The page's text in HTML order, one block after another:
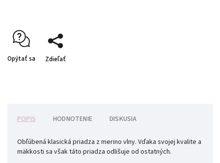
Opýtať sa Zdieľať
POPIS HODNOTENIE DISKUSIA
Obľúbená klasická priadza z merino vlny. Vďaka svojej kvalite a
mäkkosti sa však táto priadza odlišuje od ostatných.